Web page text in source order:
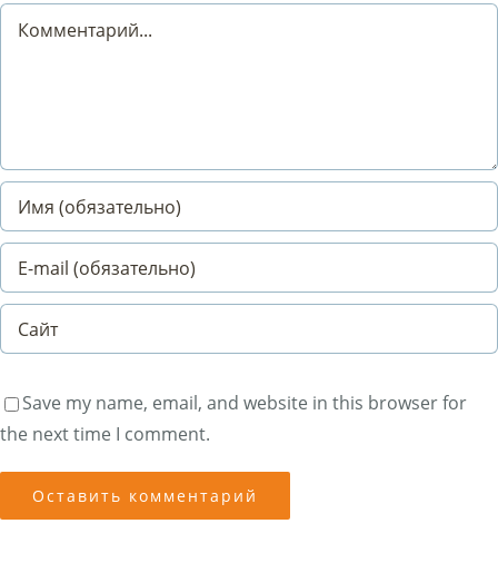
Comment
Save my name, email, and website in this browser for
the next time I comment.